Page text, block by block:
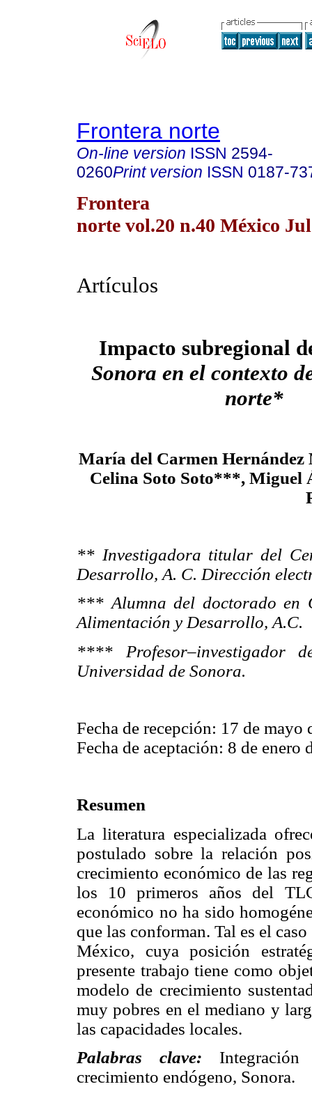
Frontera norte
On-line version ISSN 2594-
0260Print version ISSN 0187-
Frontera
norte vol.20 n.40 México
Artículos
Impacto subregional
Sonora en el contexto
norte*
María del Carmen
Celina Soto Soto***, Miguel
** Investigadora titular del
Desarrollo, A. C. Dirección
*** Alumna del doctorado en
Alimentación y Desarrollo, A.C.
**** Profesor–investigador
Universidad de Sonora.
Fecha de recepción: 17 de mayo
Fecha de aceptación: 8 de enero
Resumen
La literatura especializada
postulado sobre la relación
crecimiento económico de las
los 10 primeros años del
económico no ha sido
que las conforman. Tal es el
México, cuya posición
presente trabajo tiene como
modelo de crecimiento
muy pobres en el mediano y
las capacidades locales.
Palabras clave:
crecimiento endógeno, Sonora.